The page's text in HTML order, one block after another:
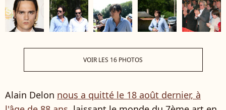
VOIR LES 16 PHOTOS
Alain Delon nous a quitté le 18 août dernier, à